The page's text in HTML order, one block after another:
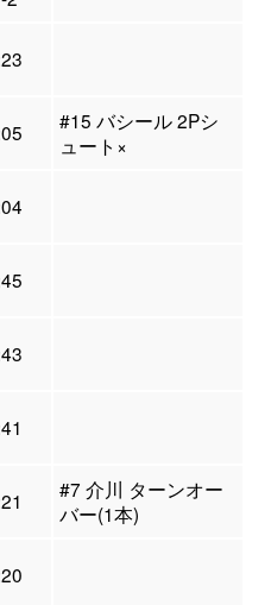
#15 バシール 2Pシ
ュート×
#7 介川 ターンオー
バー(1本)